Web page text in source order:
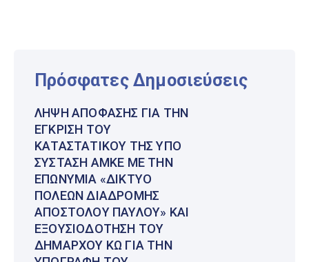
Πρόσφατες Δημοσιεύσεις
ΛΉΨΗ ΑΠΌΦΑΣΗΣ ΓΙΑ ΤΗΝ
ΈΓΚΡΙΣΗ ΤΟΥ
ΚΑΤΑΣΤΑΤΙΚΟΎ ΤΗΣ ΥΠΌ
ΣΎΣΤΑΣΗ ΑΜΚΕ ΜΕ ΤΗΝ
ΕΠΩΝΥΜΊΑ «ΔΊΚΤΥΟ
ΠΌΛΕΩΝ ΔΙΑΔΡΟΜΉΣ
ΑΠΟΣΤΌΛΟΥ ΠΑΎΛΟΥ» ΚΑΙ
ΕΞΟΥΣΙΟΔΌΤΗΣΗ ΤΟΥ
ΔΗΜΆΡΧΟΥ ΚΩ ΓΙΑ ΤΗΝ